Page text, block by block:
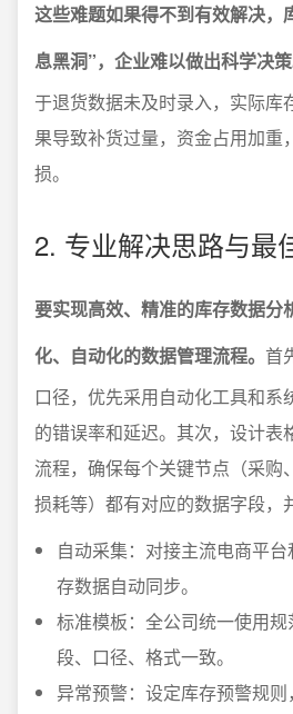
这些难题如果得不到有效解决，
息黑洞”，企业难以做出科学决策
于退货数据未及时录入，实际库
果导致补货过量，资金占用加重
损。
2. 专业解决思路与最
要实现高效、精准的库存数据分
化、自动化的数据管理流程。 首
口径，优先采用自动化工具和系
的错误率和延迟。其次，设计表
流程，确保每个关键节点（采购
损耗等）都有对应的数据字段，
自动采集：对接主流电商平
存数据自动同步。
标准模板：全公司统一使用
段、口径、格式一致。
异常预警：设定库存预警规